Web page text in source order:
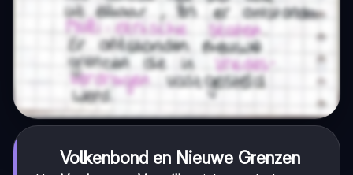
Volkenbond en Nieuwe Grenzen